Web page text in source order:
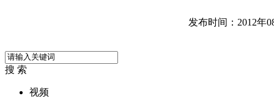
发布时间：2012年
搜 索
视频